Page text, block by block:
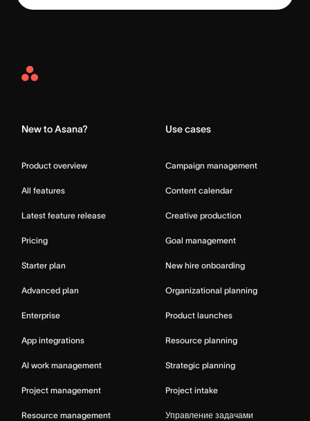
Asana
New to Asana?
Product overview
All features
Latest feature release
Pricing
Starter plan
Advanced plan
Enterprise
App integrations
AI work management
Project management
Resource management
Use cases
Campaign management
Content calendar
Creative production
Goal management
New hire onboarding
Organizational planning
Product launches
Resource planning
Strategic planning
Project intake
Управление задачами